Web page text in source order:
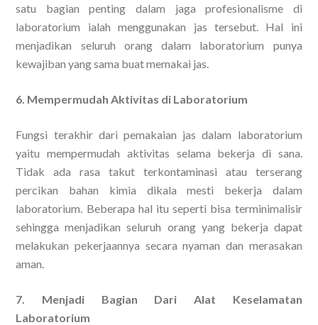
satu bagian penting dalam jaga profesionalisme di
laboratorium ialah menggunakan jas tersebut. Hal ini
menjadikan seluruh orang dalam laboratorium punya
kewajiban yang sama buat memakai jas.
6. Mempermudah Aktivitas di Laboratorium
Fungsi terakhir dari pemakaian jas dalam laboratorium
yaitu mempermudah aktivitas selama bekerja di sana.
Tidak ada rasa takut terkontaminasi atau terserang
percikan bahan kimia dikala mesti bekerja dalam
laboratorium. Beberapa hal itu seperti bisa terminimalisir
sehingga menjadikan seluruh orang yang bekerja dapat
melakukan pekerjaannya secara nyaman dan merasakan
aman.
7. Menjadi Bagian Dari Alat Keselamatan
Laboratorium